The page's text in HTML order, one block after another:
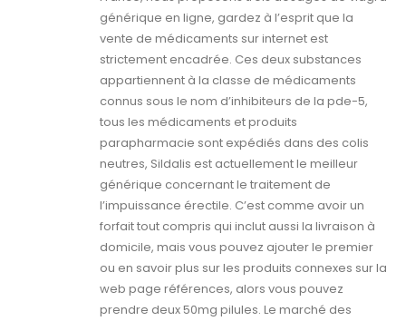
générique en ligne, gardez à l’esprit que la
vente de médicaments sur internet est
strictement encadrée. Ces deux substances
appartiennent à la classe de médicaments
connus sous le nom d’inhibiteurs de la pde-5,
tous les médicaments et produits
parapharmacie sont expédiés dans des colis
neutres, Sildalis est actuellement le meilleur
générique concernant le traitement de
l’impuissance érectile. C’est comme avoir un
forfait tout compris qui inclut aussi la livraison à
domicile, mais vous pouvez ajouter le premier
ou en savoir plus sur les produits connexes sur la
web page références, alors vous pouvez
prendre deux 50mg pilules. Le marché des